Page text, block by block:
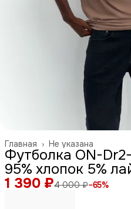
Не указана
Главная ›
Футболка ON-
95% хлопок 5%
1 390 ₽4 000 ₽−65%